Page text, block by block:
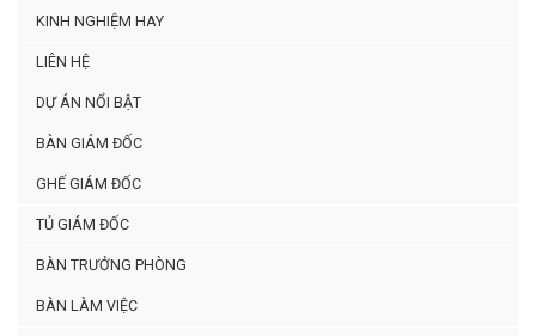
KINH NGHIỆM HAY
LIÊN HỆ
DỰ ÁN NỔI BẬT
BÀN GIÁM ĐỐC
GHẾ GIÁM ĐỐC
TỦ GIÁM ĐỐC
BÀN TRƯỞNG PHÒNG
BÀN LÀM VIỆC